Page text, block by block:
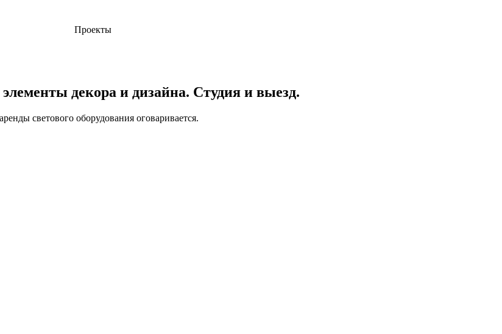
Проекты
декора и дизайна. Студия и выезд.
светового оборудования оговаривается.